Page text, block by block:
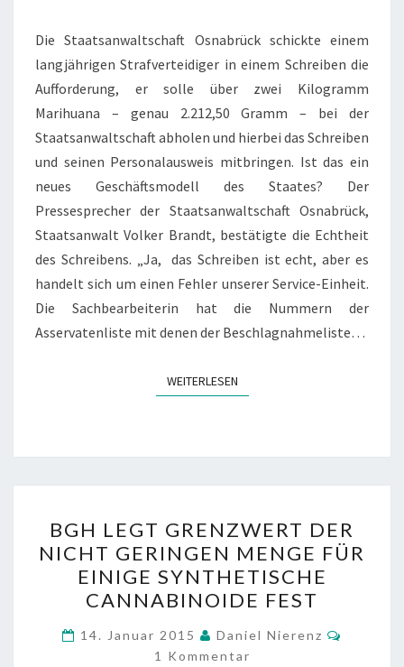
Die Staatsanwaltschaft Osnabrück schickte einem
langjährigen Strafverteidiger in einem Schreiben die
Aufforderung, er solle über zwei Kilogramm
Marihuana – genau 2.212,50 Gramm – bei der
Staatsanwaltschaft abholen und hierbei das Schreiben
und seinen Personalausweis mitbringen. Ist das ein
neues Geschäftsmodell des Staates? Der
Pressesprecher der Staatsanwaltschaft Osnabrück,
Staatsanwalt Volker Brandt, bestätigte die Echtheit
des Schreibens. „Ja, das Schreiben ist echt, aber es
handelt sich um einen Fehler unserer Service-Einheit.
Die Sachbearbeiterin hat die Nummern der
Asservatenliste mit denen der Beschlagnahmeliste…
WEITERLESENWEITERLESEN
LEGT
GRENZWERT
DER
NICHT
GERINGEN
MENGE
BGH LEGT GRENZWERT DER
NICHT GERINGEN MENGE FÜR
EINIGE SYNTHETISCHE
CANNABINOIDE FEST
14. Januar 2015 Daniel Nierenz
1 Kommentar